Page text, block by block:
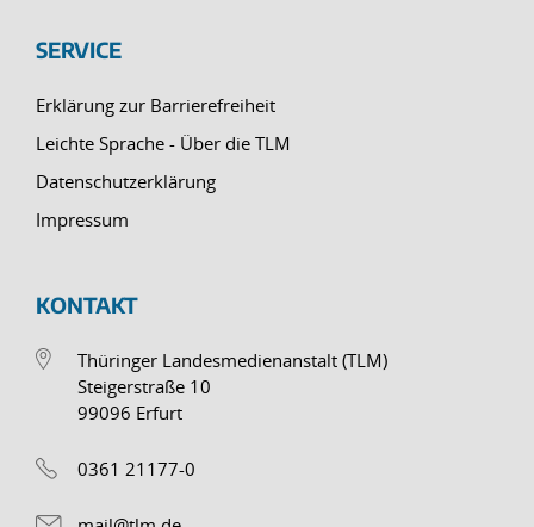
SERVICE
Erklärung zur Barrierefreiheit
Leichte Sprache - Über die TLM
Datenschutzerklärung
Impressum
KONTAKT
Thüringer Landesmedienanstalt (TLM)
Steigerstraße 10
99096 Erfurt
0361 21177-0